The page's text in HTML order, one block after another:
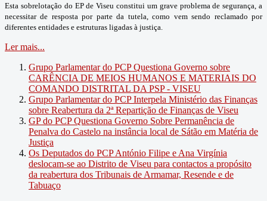
Esta sobrelotação do EP de Viseu constitui um grave problema de segurança, a
necessitar de resposta por parte da tutela, como vem sendo reclamado por
diferentes entidades e estruturas ligadas à justiça.
Ler mais...
Grupo Parlamentar do PCP Questiona Governo sobre
CARÊNCIA DE MEIOS HUMANOS E MATERIAIS DO
COMANDO DISTRITAL DA PSP - VISEU
Grupo Parlamentar do PCP Interpela Ministério das Finanças
sobre Reabertura da 2ª Repartição de Finanças de Viseu
GP do PCP Questiona Governo Sobre Permanência de
Penalva do Castelo na instância local de Sátão em Matéria de
Justiça
Os Deputados do PCP António Filipe e Ana Virgínia
deslocam-se ao Distrito de Viseu para contactos a propósito
da reabertura dos Tribunais de Armamar, Resende e de
Tabuaço